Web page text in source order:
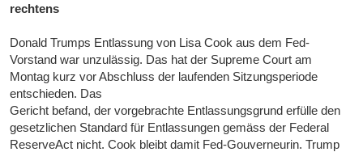
rechtens
Donald Trumps Entlassung von Lisa Cook aus dem Fed-
Vorstand war unzulässig. Das hat der Supreme Court am
Montag kurz vor Abschluss der laufenden Sitzungsperiode
entschieden. Das
Gericht befand, der vorgebrachte Entlassungsgrund erfülle den
gesetzlichen Standard für Entlassungen gemäss der Federal
ReserveAct nicht. Cook bleibt damit Fed-Gouverneurin. Trump